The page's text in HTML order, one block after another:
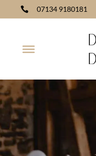
 07134 9180181